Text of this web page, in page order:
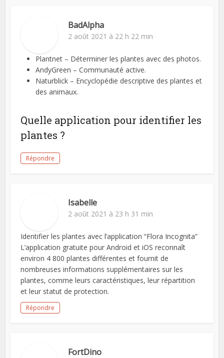
BadAlpha
2 août 2021 à 22 h 22 min
Plantnet – Déterminer les plantes avec des photos.
AndyGreen – Communauté active.
Naturblick – Encyclopédie descriptive des plantes et
des animaux.
Quelle application pour identifier les
plantes ?
Répondre
Isabelle
2 août 2021 à 23 h 31 min
Identifier les plantes avec l’application “Flora Incognita”
L’application gratuite pour Android et iOS reconnaît
environ 4 800 plantes différentes et fournit de
nombreuses informations supplémentaires sur les
plantes, comme leurs caractéristiques, leur répartition
et leur statut de protection.
Répondre
FortDino